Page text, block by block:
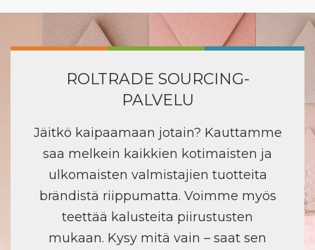
ROLTRADE SOURCING-
PALVELU
Jäitkö kaipaamaan jotain? Kauttamme
saa melkein kaikkien kotimaisten ja
ulkomaisten valmistajien tuotteita
brändistä riippumatta. Voimme myös
teettää kalusteita piirustusten
mukaan. Kysy mitä vain – saat sen